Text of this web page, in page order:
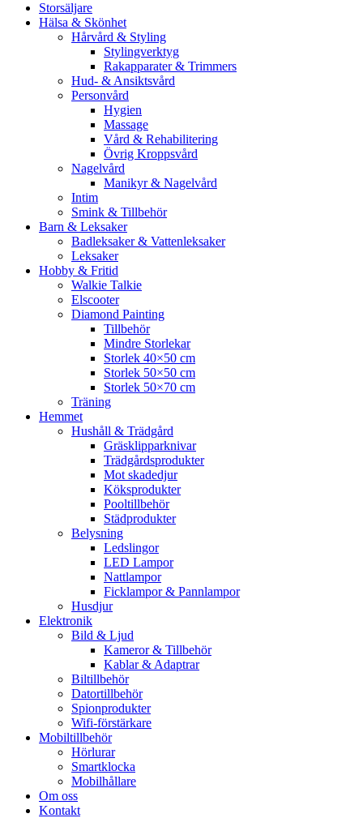
Storsäljare
Hälsa & Skönhet
Hårvård & Styling
Stylingverktyg
Rakapparater & Trimmers
Hud- & Ansiktsvård
Personvård
Hygien
Massage
Vård & Rehabilitering
Övrig Kroppsvård
Nagelvård
Manikyr & Nagelvård
Intim
Smink & Tillbehör
Barn & Leksaker
Badleksaker & Vattenleksaker
Leksaker
Hobby & Fritid
Walkie Talkie
Elscooter
Diamond Painting
Tillbehör
Mindre Storlekar
Storlek 40×50 cm
Storlek 50×50 cm
Storlek 50×70 cm
Träning
Hemmet
Hushåll & Trädgård
Gräsklipparknivar
Trädgårdsprodukter
Mot skadedjur
Köksprodukter
Pooltillbehör
Städprodukter
Belysning
Ledslingor
LED Lampor
Nattlampor
Ficklampor & Pannlampor
Husdjur
Elektronik
Bild & Ljud
Kameror & Tillbehör
Kablar & Adaptrar
Biltillbehör
Datortillbehör
Spionprodukter
Wifi-förstärkare
Mobiltillbehör
Hörlurar
Smartklocka
Mobilhållare
Om oss
Kontakt